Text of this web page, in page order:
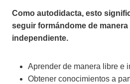
Como autodidacta, esto
seguir formándome de
independiente.
Aprender de manera libre e
Obtener conocimientos a